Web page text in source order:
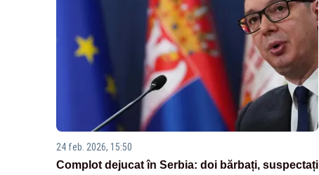
24 feb. 2026, 15:50
Complot dejucat în Serbia: doi bărbați, suspectați